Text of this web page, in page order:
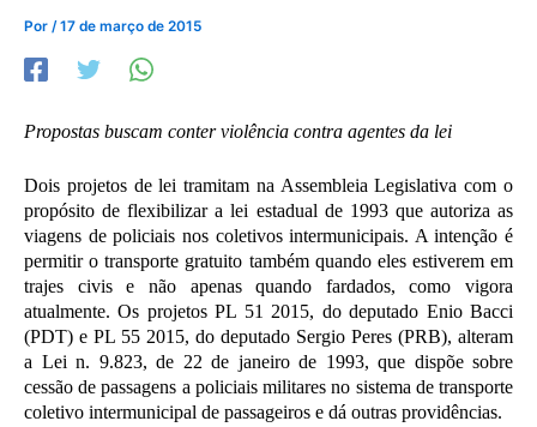
Por /17 de março de 2015
Propostas buscam conter violência contra agentes da lei
Dois projetos de lei tramitam na Assembleia Legislativa com o
propósito de flexibilizar a lei estadual de 1993 que autoriza as
viagens de policiais nos coletivos intermunicipais. A intenção é
permitir o transporte gratuito também quando eles estiverem em
trajes civis e não apenas quando fardados, como vigora
atualmente. Os projetosPL 51 2015, do deputado Enio Bacci
(PDT) e PL 55 2015, do deputado Sergio Peres (PRB), alteram
a Lei n. 9.823, de 22 de janeiro de 1993, que dispõe sobre
cessão de passagens a policiais militares no sistema de transporte
coletivo intermunicipal de passageiros e dá outras providências.